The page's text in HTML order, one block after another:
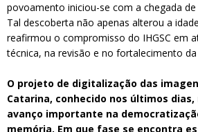
povoamento iniciou-se com a chegada de
Tal descoberta não apenas alterou a
reafirmou o compromisso do IHGSC em
técnica, na revisão e no fortalecimento
O projeto de digitalização das
Catarina, conhecido nos últimos
avanço importante na
memória. Em que fase se encontra